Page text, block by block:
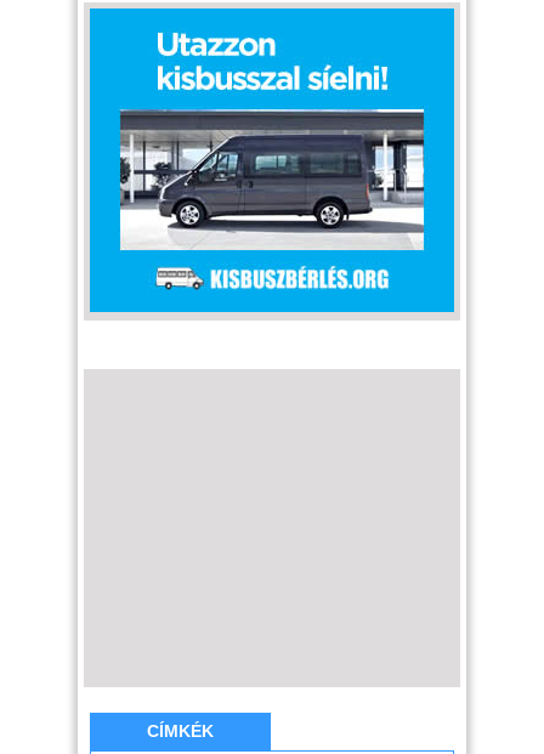
CÍMKÉK